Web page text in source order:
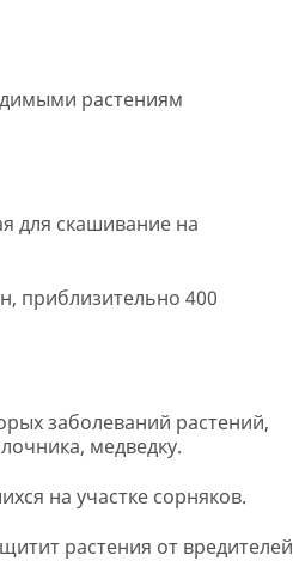
растениям
для скашивание на
приблизительно 400
заболеваний растений,
медведку.
на участке сорняков.
растения от вредителей